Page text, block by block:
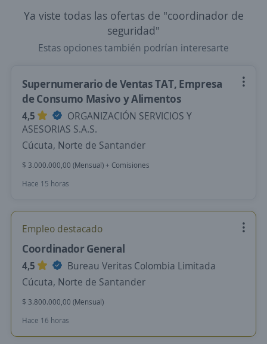
Ya viste todas las ofertas de "coordinador de
seguridad"
Estas opciones también podrían interesarte
Supernumerario de Ventas TAT, Empresa
de Consumo Masivo y Alimentos
4,5
ORGANIZACIÓN SERVICIOS Y
ASESORIAS S.A.S.
Cúcuta, Norte de Santander
$ 3.000.000,00 (Mensual) + Comisiones
Hace 15 horas
Empleo destacado
Coordinador General
4,5
Bureau Veritas Colombia Limitada
Cúcuta, Norte de Santander
$ 3.800.000,00 (Mensual)
Hace 16 horas